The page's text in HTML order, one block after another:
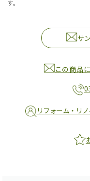
す。
サ
この商品
リフォーム・リ